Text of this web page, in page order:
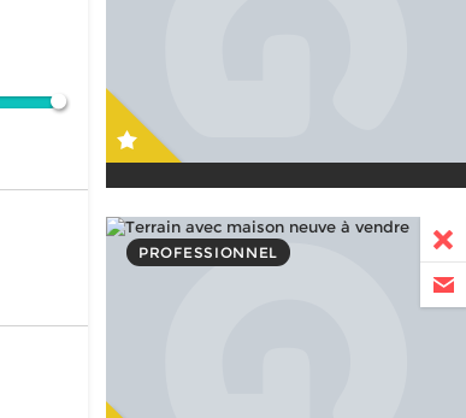
PROFESSIONNEL